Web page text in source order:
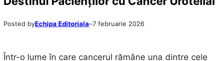
Posted byEchipa Editoriala–7 februarie 2026
Într-o lume în care cancerul rămâne una dintre cele